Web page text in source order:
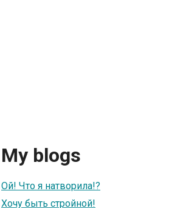
My blogs
Ой! Что я натворила!?
Хочу быть стройной!